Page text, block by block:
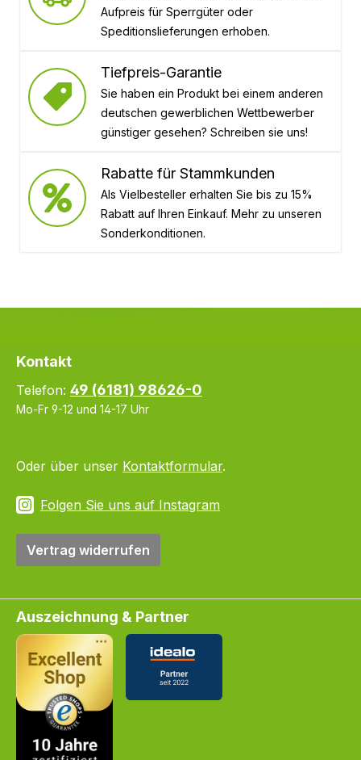
Aufpreis für Sperrgüter oder
Speditionslieferungen erhoben.
Tiefpreis-Garantie
Sie haben ein Produkt bei einem anderen
deutschen gewerblichen Wettbewerber
günstiger gesehen? Schreiben sie uns!
Rabatte für Stammkunden
Als Vielbesteller erhalten Sie bis zu 15%
Rabatt auf Ihren Einkauf. Mehr zu unseren
Sonderkonditionen.
Kontakt
Telefon: 49 (6181) 98626-0
Mo-Fr 9-12 und 14-17 Uhr
Oder über unser Kontaktformular.
Folgen Sie uns auf Instagram
Vertrag widerrufen
Auszeichnung & Partner